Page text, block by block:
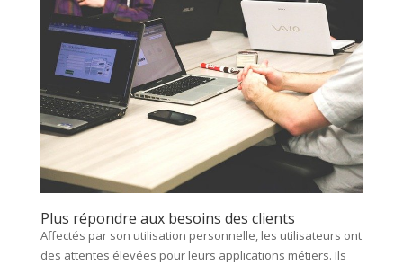
Plus répondre aux besoins des clients
Affectés par son utilisation personnelle, les utilisateurs ont
des attentes élevées pour leurs applications métiers. Ils